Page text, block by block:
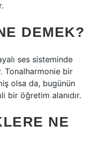
DEMEK?
ses sisteminde
Tonalharmonie bir
olsa da, bugünün
bir öğretim alanıdır.
NE